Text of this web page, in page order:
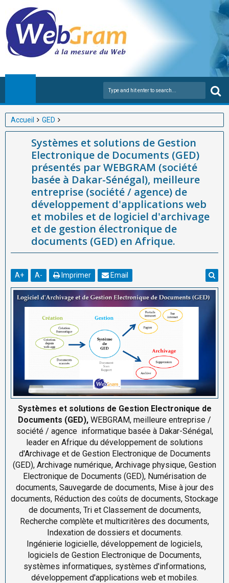
Accueil
GED
Systèmes et solutions de Gestion Electronique de Documents
(GED) présentés par WEBGRAM (société basée à Dakar-
Sénégal), meilleure entreprise (société / agence) de
développement d'applications web et mobiles et de logiciel
d'archivage et de gestion électronique de documents (GED) en
Afrique.
Systèmes et solutions de Gestion
Electronique de Documents (GED)
présentés par WEBGRAM (société
basée à Dakar-Sénégal), meilleure
entreprise (société / agence) de
développement d'applications web
et mobiles et de logiciel d'archivage
et de gestion électronique de
documents (GED) en Afrique.
A+ A- Imprimer Email
Systèmes et solutions de Gestion Electronique de
Documents (GED), WEBGRAM, meilleure entreprise /
société / agence informatique basée à Dakar-Sénégal,
leader en Afrique du développement de solutions
d'Archivage et de Gestion Electronique de Documents
(GED), Archivage numérique, Archivage physique, Gestion
Electronique de Documents (GED), Numérisation de
documents, Sauvegarde de documents, Mise à jour des
documents, Réduction des coûts de documents, Stockage
de documents, Tri et Classement de documents,
Recherche complète et multicritères des documents,
Indexation de dossiers et documents.
Ingénierie logicielle, développement de logiciels,
logiciels de Gestion Electronique de Documents,
systèmes informatiques, systèmes d'informations,
développement d'applications web et mobiles.